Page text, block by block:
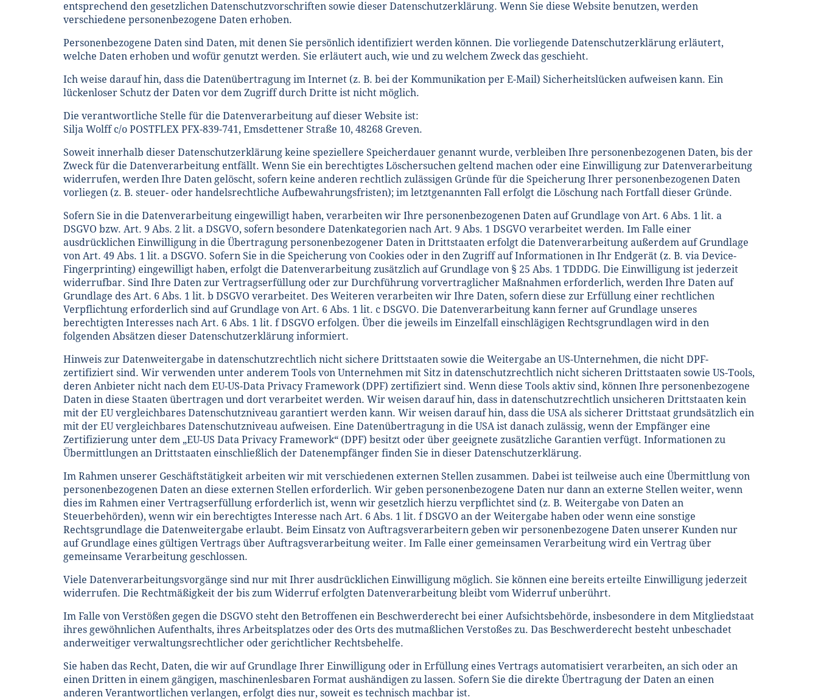
entsprechend den gesetzlichen Datenschutzvorschriften sowie dieser Datenschutzerklärung. Wenn Sie diese Website benutzen, werden
verschiedene personenbezogene Daten erhoben.
Personenbezogene Daten sind Daten, mit denen Sie persönlich identifiziert werden können. Die vorliegende Datenschutzerklärung erläutert,
welche Daten erhoben und wofür genutzt werden. Sie erläutert auch, wie und zu welchem Zweck das geschieht.
Ich weise darauf hin, dass die Datenübertragung im Internet (z. B. bei der Kommunikation per E-Mail) Sicherheitslücken aufweisen kann. Ein
lückenloser Schutz der Daten vor dem Zugriff durch Dritte ist nicht möglich.
Die verantwortliche Stelle für die Datenverarbeitung auf dieser Website ist:
Silja Wolff c/o POSTFLEX PFX-839-741, Emsdettener Straße 10, 48268 Greven.
Soweit innerhalb dieser Datenschutzerklärung keine speziellere Speicherdauer genannt wurde, verbleiben Ihre personenbezogenen Daten, bis der
Zweck für die Datenverarbeitung entfällt. Wenn Sie ein berechtigtes Löschersuchen geltend machen oder eine Einwilligung zur Datenverarbeitung
widerrufen, werden Ihre Daten gelöscht, sofern keine anderen rechtlich zulässigen Gründe für die Speicherung Ihrer personenbezogenen Daten
vorliegen (z. B. steuer- oder handelsrechtliche Aufbewahrungsfristen); im letztgenannten Fall erfolgt die Löschung nach Fortfall dieser Gründe.
Sofern Sie in die Datenverarbeitung eingewilligt haben, verarbeiten wir Ihre personenbezogenen Daten auf Grundlage von Art. 6 Abs. 1 lit. a
DSGVO bzw. Art. 9 Abs. 2 lit. a DSGVO, sofern besondere Datenkategorien nach Art. 9 Abs. 1 DSGVO verarbeitet werden. Im Falle einer
ausdrücklichen Einwilligung in die Übertragung personenbezogener Daten in Drittstaaten erfolgt die Datenverarbeitung außerdem auf Grundlage
von Art. 49 Abs. 1 lit. a DSGVO. Sofern Sie in die Speicherung von Cookies oder in den Zugriff auf Informationen in Ihr Endgerät (z. B. via Device-
Fingerprinting) eingewilligt haben, erfolgt die Datenverarbeitung zusätzlich auf Grundlage von § 25 Abs. 1 TDDDG. Die Einwilligung ist jederzeit
widerrufbar. Sind Ihre Daten zur Vertragserfüllung oder zur Durchführung vorvertraglicher Maßnahmen erforderlich, werden Ihre Daten auf
Grundlage des Art. 6 Abs. 1 lit. b DSGVO verarbeitet. Des Weiteren verarbeiten wir Ihre Daten, sofern diese zur Erfüllung einer rechtlichen
Verpflichtung erforderlich sind auf Grundlage von Art. 6 Abs. 1 lit. c DSGVO. Die Datenverarbeitung kann ferner auf Grundlage unseres
berechtigten Interesses nach Art. 6 Abs. 1 lit. f DSGVO erfolgen. Über die jeweils im Einzelfall einschlägigen Rechtsgrundlagen wird in den
folgenden Absätzen dieser Datenschutzerklärung informiert.
Hinweis zur Datenweitergabe in datenschutzrechtlich nicht sichere Drittstaaten sowie die Weitergabe an US-Unternehmen, die nicht DPF-
zertifiziert sind. Wir verwenden unter anderem Tools von Unternehmen mit Sitz in datenschutzrechtlich nicht sicheren Drittstaaten sowie US-Tools,
deren Anbieter nicht nach dem EU-US-Data Privacy Framework (DPF) zertifiziert sind. Wenn diese Tools aktiv sind, können Ihre personenbezogene
Daten in diese Staaten übertragen und dort verarbeitet werden. Wir weisen darauf hin, dass in datenschutzrechtlich unsicheren Drittstaaten kein
mit der EU vergleichbares Datenschutzniveau garantiert werden kann. Wir weisen darauf hin, dass die USA als sicherer Drittstaat grundsätzlich ein
mit der EU vergleichbares Datenschutzniveau aufweisen. Eine Datenübertragung in die USA ist danach zulässig, wenn der Empfänger eine
Zertifizierung unter dem „EU-US Data Privacy Framework“ (DPF) besitzt oder über geeignete zusätzliche Garantien verfügt. Informationen zu
Übermittlungen an Drittstaaten einschließlich der Datenempfänger finden Sie in dieser Datenschutzerklärung.
Im Rahmen unserer Geschäftstätigkeit arbeiten wir mit verschiedenen externen Stellen zusammen. Dabei ist teilweise auch eine Übermittlung von
personenbezogenen Daten an diese externen Stellen erforderlich. Wir geben personenbezogene Daten nur dann an externe Stellen weiter, wenn
dies im Rahmen einer Vertragserfüllung erforderlich ist, wenn wir gesetzlich hierzu verpflichtet sind (z. B. Weitergabe von Daten an
Steuerbehörden), wenn wir ein berechtigtes Interesse nach Art. 6 Abs. 1 lit. f DSGVO an der Weitergabe haben oder wenn eine sonstige
Rechtsgrundlage die Datenweitergabe erlaubt. Beim Einsatz von Auftragsverarbeitern geben wir personenbezogene Daten unserer Kunden nur
auf Grundlage eines gültigen Vertrags über Auftragsverarbeitung weiter. Im Falle einer gemeinsamen Verarbeitung wird ein Vertrag über
gemeinsame Verarbeitung geschlossen.
Viele Datenverarbeitungsvorgänge sind nur mit Ihrer ausdrücklichen Einwilligung möglich. Sie können eine bereits erteilte Einwilligung jederzeit
widerrufen. Die Rechtmäßigkeit der bis zum Widerruf erfolgten Datenverarbeitung bleibt vom Widerruf unberührt.
Im Falle von Verstößen gegen die DSGVO steht den Betroffenen ein Beschwerderecht bei einer Aufsichtsbehörde, insbesondere in dem Mitgliedstaat
ihres gewöhnlichen Aufenthalts, ihres Arbeitsplatzes oder des Orts des mutmaßlichen Verstoßes zu. Das Beschwerderecht besteht unbeschadet
anderweitiger verwaltungsrechtlicher oder gerichtlicher Rechtsbehelfe.
Sie haben das Recht, Daten, die wir auf Grundlage Ihrer Einwilligung oder in Erfüllung eines Vertrags automatisiert verarbeiten, an sich oder an
einen Dritten in einem gängigen, maschinenlesbaren Format aushändigen zu lassen. Sofern Sie die direkte Übertragung der Daten an einen
anderen Verantwortlichen verlangen, erfolgt dies nur, soweit es technisch machbar ist.